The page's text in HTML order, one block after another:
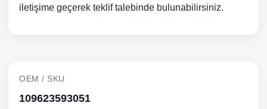
iletişime geçerek teklif talebinde bulunabilirsiniz.
OEM / SKU
109623593051